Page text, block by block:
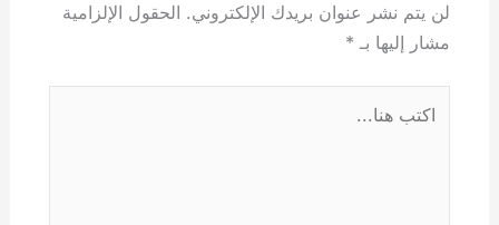
لن يتم نشر عنوان بريدك الإلكتروني. الحقول الإلزامية
مشار إليها بـ *
هنا...